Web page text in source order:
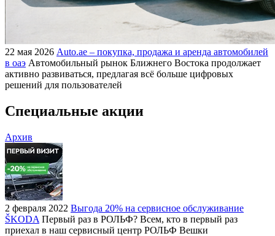
22 мая 2026 Auto.ae – покупка, продажа и аренда автомобилей
в оаэ Автомобильный рынок Ближнего Востока продолжает
активно развиваться, предлагая всё больше цифровых
решений для пользователей
Специальные акции
Архив
2 февраля 2022 Выгода 20% на сервисное обслуживание
ŠKODA Первый раз в РОЛЬФ? Всем, кто в первый раз
приехал в наш сервисный центр РОЛЬФ Вешки